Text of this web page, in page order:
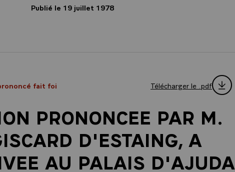
Publié le 19 juillet 1978
fait foi Télécharger le .pdf
PRONONCEE PAR M.
D'ESTAING, A
AU PALAIS D'AJUDA